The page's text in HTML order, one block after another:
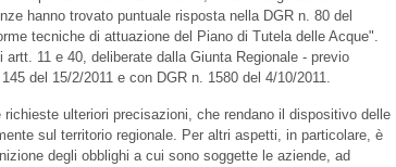
hanno trovato puntuale risposta nella DGR n. 80 del
tecniche di attuazione del Piano di Tutela delle Acque".
11 e 40, deliberate dalla Giunta Regionale - previo
del 15/2/2011 e con DGR n. 1580 del 4/10/2011.
ulteriori precisazioni, che rendano il dispositivo delle
sul territorio regionale. Per altri aspetti, in particolare, è
degli obblighi a cui sono soggette le aziende, ad